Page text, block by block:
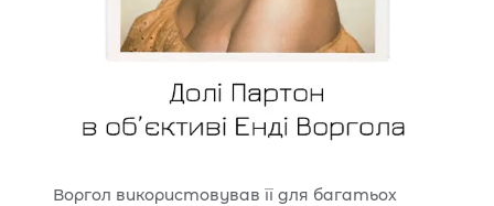
Воргол використовував її для багатьох